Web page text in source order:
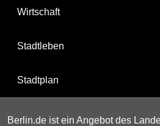
Wirtschaft
Stadtleben
Stadtplan
Berlin.de ist ein Angebot des